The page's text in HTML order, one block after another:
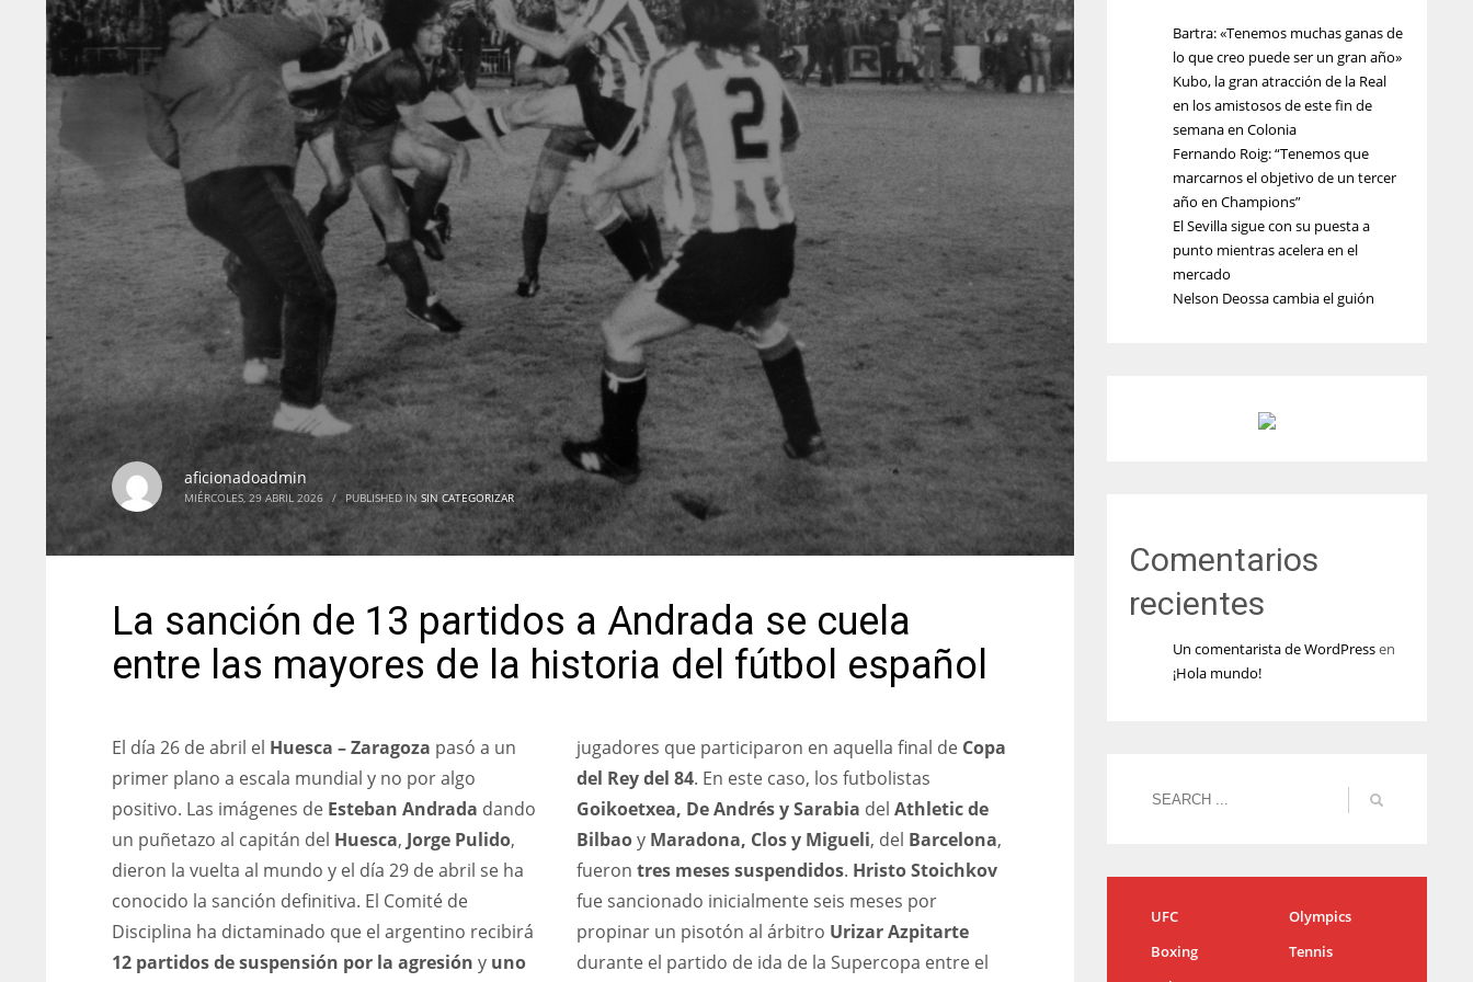
aficionadoadmin
MIÉRCOLES, 29 ABRIL 2026 / PUBLISHED IN SIN CATEGORIZAR
La sanción de 13 partidos a Andrada se cuela
entre las mayores de la historia del fútbol español
El día 26 de abril el Huesca – Zaragoza pasó a un
primer plano a escala mundial y no por algo
positivo. Las imágenes de Esteban Andrada dando
un puñetazo al capitán del Huesca, Jorge Pulido,
dieron la vuelta al mundo y el día 29 de abril se ha
conocido la sanción definitiva. El Comité de
Disciplina ha dictaminado que el argentino recibirá
12 partidos de suspensión por la agresión y uno
jugadores que participaron en aquella final de Copa
del Rey del 84. En este caso, los futbolistas
Goikoetxea, De Andrés y Sarabia del Athletic de
Bilbaoy Maradona, Clos y Migueli, del Barcelona,
fueron tres meses suspendidos. Hristo Stoichkov
fue sancionado inicialmente seis meses por
propinar un pisotón al árbitro Urizar Azpitarte
durante el partido de ida de la Supercopa entre el
Bartra: «Tenemos muchas ganas de
lo que creo puede ser un gran año»
Kubo, la gran atracción de la Real
en los amistosos de este fin de
semana en Colonia
Fernando Roig: “Tenemos que
marcarnos el objetivo de un tercer
año en Champions”
El Sevilla sigue con su puesta a
punto mientras acelera en el
mercado
Nelson Deossa cambia el guión
Comentarios
recientes
Un comentarista de WordPressen
¡Hola mundo!
UFC
Olympics
Boxing
Tennis